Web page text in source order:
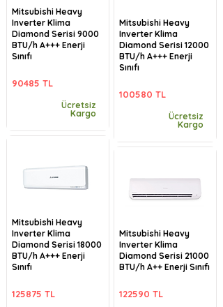
Mitsubishi Heavy
Inverter Klima
Diamond Serisi 9000
BTU/h A+++ Enerji
Sınıfı
90485 TL
Ücretsiz
Kargo
Mitsubishi Heavy
Inverter Klima
Diamond Serisi 18000
BTU/h A+++ Enerji
Sınıfı
125875 TL
Mitsubishi Heavy
Inverter Klima
Diamond Serisi 12000
BTU/h A+++ Enerji
Sınıfı
100580 TL
Ücretsiz
Kargo
Mitsubishi Heavy
Inverter Klima
Diamond Serisi 21000
BTU/h A++ Enerji Sınıfı
122590 TL